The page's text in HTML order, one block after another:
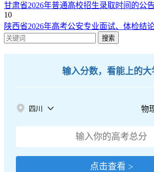
甘肃省2026年普通高校招生录取时间的公告
10
陕西省2026年高考公安专业面试、体检结
搜索
输入分数，看能上的大
四川 物
点击查看 >